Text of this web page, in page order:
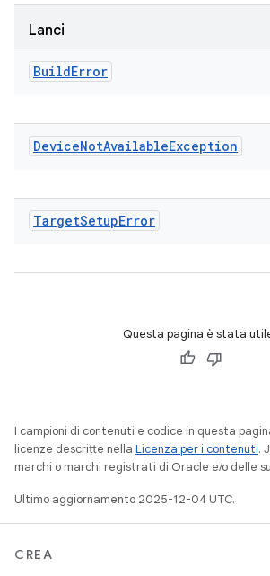
Lanci
BuildError
DeviceNotAvailableException
TargetSetupError
Questa pagina è stata
I campioni di contenuti e codice in questa
licenze descritte nella Licenza per i contenuti.
marchi o marchi registrati di Oracle e/o delle
Ultimo aggiornamento 2025-12-04 UTC.
CREA